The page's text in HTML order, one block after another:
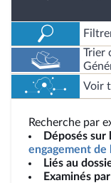
Trier
Voir
Recherche par
Déposés
engagement de
Liés au
Examinés